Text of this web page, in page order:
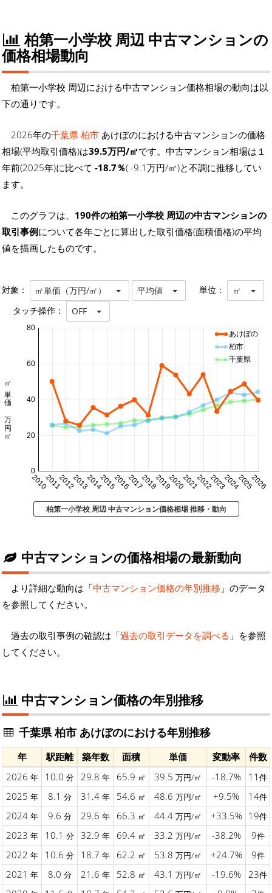
柏第一小学校 周辺 中古マンションの
価格相場動向
柏第一小学校 周辺における中古マンション価格相場の動向は以
下の通りです。
2026年の千葉県 柏市 あけぼのにおける中古マンションの価格
相場(平均取引価格)は39.5万円/㎡です。中古マンション相場は１
年前(2025年)に比べて -18.7％( -9.1万円/㎡)と不調に推移してい
ます。
このグラフは、 190件の柏第一小学校 周辺の中古マンションの
取引事例について各年ごとに算出した取引価格(面積価格)の平均
値を描画したものです。
対象： ㎡単価（万円/㎡） 平均値 単位： ㎡
タッチ操作： OFF
20102011201220132014201520162017201820192020202120222023202420252026
0
20
40
60
80
㎡単価 万円/㎡
あけぼの
柏市
千葉県
柏第一小学校 周辺 中古マンション価格相場 推移・動向
中古マンションの価格相場の最新動向
より詳細な動向は「中古マンション価格の年別推移 」のデータ
を参照してください。
過去の取引事例の確認は「過去の取引データを調べる 」を参照
してください。
中古マンション価格の年別推移
千葉県 柏市 あけぼのにおける年別推移
年 駅距離 築年数 面積 単価 変動率
件数
2026 年 10.0 分 29.8 年 65.9 ㎡ 39.5 万円/㎡ -18.7% 11 件
2025 年 8.1 分 31.4 年 54.6 ㎡ 48.6 万円/㎡ +9.5% 14件
2024 年 9.6 分 29.6 年 66.3 ㎡ 44.4 万円/㎡ +33.5% 19件
2023 年 10.1 分 32.9 年 69.4 ㎡ 33.2 万円/㎡ -38.2% 9件
2022 年 10.6 分 18.7 年 62.2 ㎡ 53.8 万円/㎡ +24.7% 9件
2021 年 8.0 分 21.6 年 52.8 ㎡ 43.1 万円/㎡ -19.6% 23件